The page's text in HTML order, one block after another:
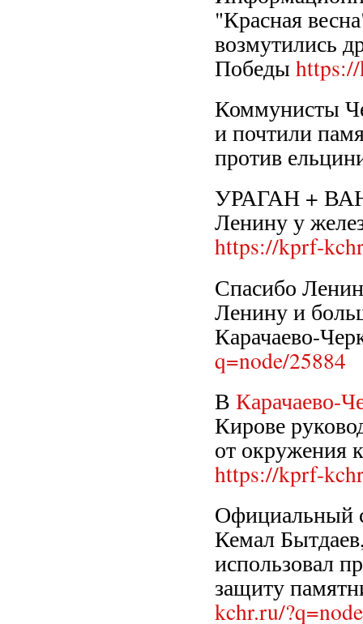
"Красная
возмутились
Победы
Коммунисты
и почтили
против
УРАГАН +
Ленину у
https://kprf-
Спасибо
Ленину и
Карачаево-
q=node/25884
В Карачаево-
Кирове
от окружения
https://kprf-
Официальный
Кемал
использовал
защиту
kchr.ru/